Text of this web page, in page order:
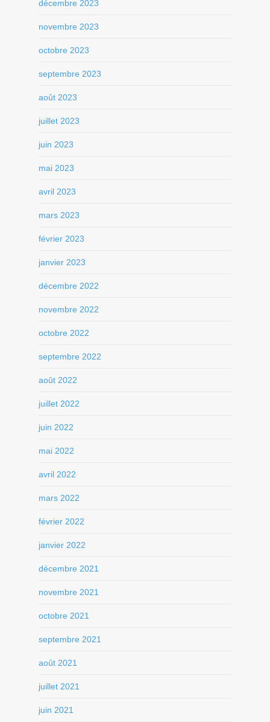
décembre 2023
novembre 2023
octobre 2023
septembre 2023
août 2023
juillet 2023
juin 2023
mai 2023
avril 2023
mars 2023
février 2023
janvier 2023
décembre 2022
novembre 2022
octobre 2022
septembre 2022
août 2022
juillet 2022
juin 2022
mai 2022
avril 2022
mars 2022
février 2022
janvier 2022
décembre 2021
novembre 2021
octobre 2021
septembre 2021
août 2021
juillet 2021
juin 2021